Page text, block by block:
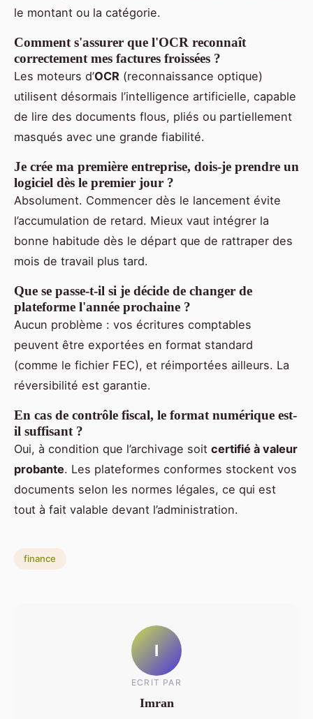
le montant ou la catégorie.
Comment s'assurer que l'OCR reconnaît
correctement mes factures froissées ?
Les moteurs d’OCR (reconnaissance optique)
utilisent désormais l’intelligence artificielle, capable
de lire des documents flous, pliés ou partiellement
masqués avec une grande fiabilité.
Je crée ma première entreprise, dois-je prendre un
logiciel dès le premier jour ?
Absolument. Commencer dès le lancement évite
l’accumulation de retard. Mieux vaut intégrer la
bonne habitude dès le départ que de rattraper des
mois de travail plus tard.
Que se passe-t-il si je décide de changer de
plateforme l'année prochaine ?
Aucun problème : vos écritures comptables
peuvent être exportées en format standard
(comme le fichier FEC), et réimportées ailleurs. La
réversibilité est garantie.
En cas de contrôle fiscal, le format numérique est-
il suffisant ?
Oui, à condition que l’archivage soit certifié à valeur
probante. Les plateformes conformes stockent vos
documents selon les normes légales, ce qui est
tout à fait valable devant l’administration.
finance
I
ECRIT PAR
Imran